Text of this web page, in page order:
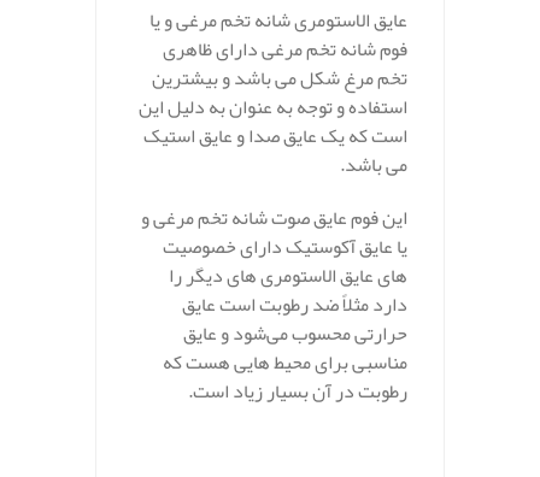
عایق الاستومری شانه تخم مرغی و یا
فوم شانه تخم مرغی دارای ظاهری
تخم مرغ شکل می باشد و بیشترین
استفاده و توجه به عنوان به دلیل این
است که یک عایق صدا و عایق استیک
می باشد.
این فوم عایق صوت شانه تخم مرغی و
یا عایق آکوستیک دارای خصوصیت
های عایق الاستومری های دیگر را
دارد مثلاً ضد رطوبت است عایق
حرارتی محسوب می‌شود و عایق
مناسبی برای محیط هایی هست که
رطوبت در آن بسیار زیاد است.